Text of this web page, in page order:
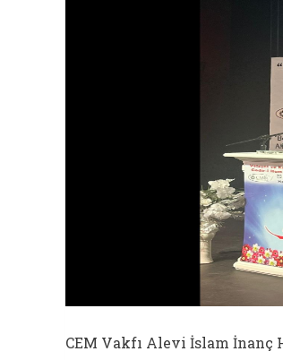
CEM Vakfı Alevi İslam İnanç